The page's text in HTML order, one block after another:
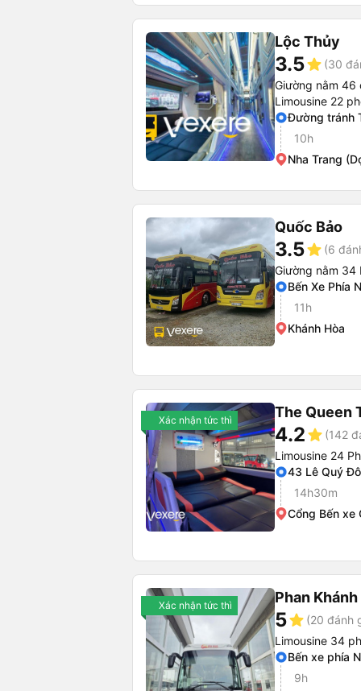
Lộc Thủy
3.5star (30
Giường nằm 46
Limousine 22
Đường tránh
10h
Nha Trang
Quốc Bảo
3.5star (6
Giường nằm 34
Bến Xe Phía
11h
Khánh Hòa
Xác nhận tức thì The Queen
4.2star (142
Limousine 24
43 Lê Quý
14h30m
Cổng Bến xe
Xác nhận tức thì Phan Khánh
5star (20 đánh
Limousine 34
Bến xe phía
9h